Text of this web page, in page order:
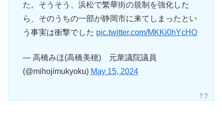
た。そうそう、浜松で繁華街の規制を強化した
ら、そのうちの一部が静岡市に来てしまったとい
う事実は衝撃でした pic.twitter.com/MKKi0hYcHO
— 高橋みほ(高橋美穂) 元衆議院議員
(@mihojimukyoku) May 15, 2024